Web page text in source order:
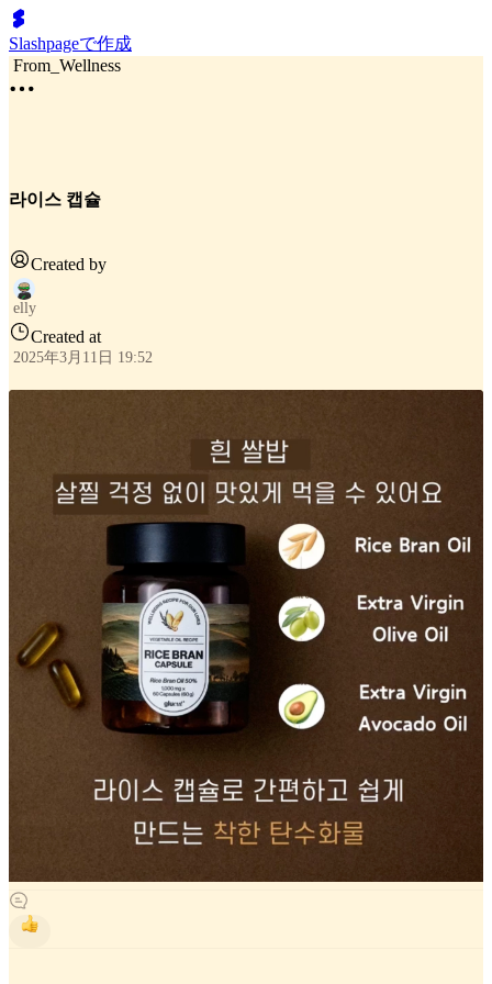
Slashpageで作成
From_Wellness
라이스 캡슐
Created by
elly
Created at
2025年3月11日 19:52